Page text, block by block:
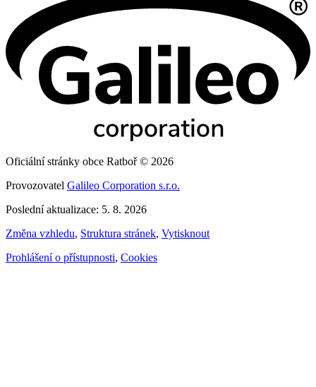
Oficiální stránky obce Ratboř © 2026
Provozovatel Galileo Corporation s.r.o.
Poslední aktualizace: 5. 8. 2026
Změna vzhledu, Struktura stránek, Vytisknout
Prohlášení o přístupnosti, Cookies